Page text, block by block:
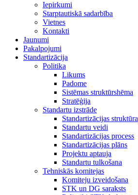
Iepirkumi
Starptautiskā sadarbība
Vietnes
Kontakti
Jaunumi
Pakalpojumi
Standartizācija
Politika
Likums
Padome
Sistēmas struktūrshēma
Stratēģija
Standartu izstrāde
Standartizācijas struktūra
Standartu veidi
Standartizācijas process
Standartizācijas plāns
Projektu aptauja
Standartu tulkošana
Tehniskās komitejas
Komiteju izveidošana
STK un DG saraksts